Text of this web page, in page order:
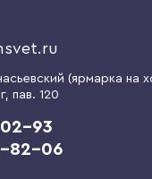
(ярмарка на
, пав. 120
02-93
82-06